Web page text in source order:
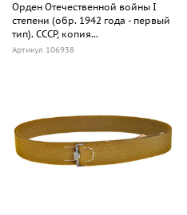
Орден Отечественной войны I
степени (обр. 1942 года - первый
тип). СССР, копия...
Артикул 106938